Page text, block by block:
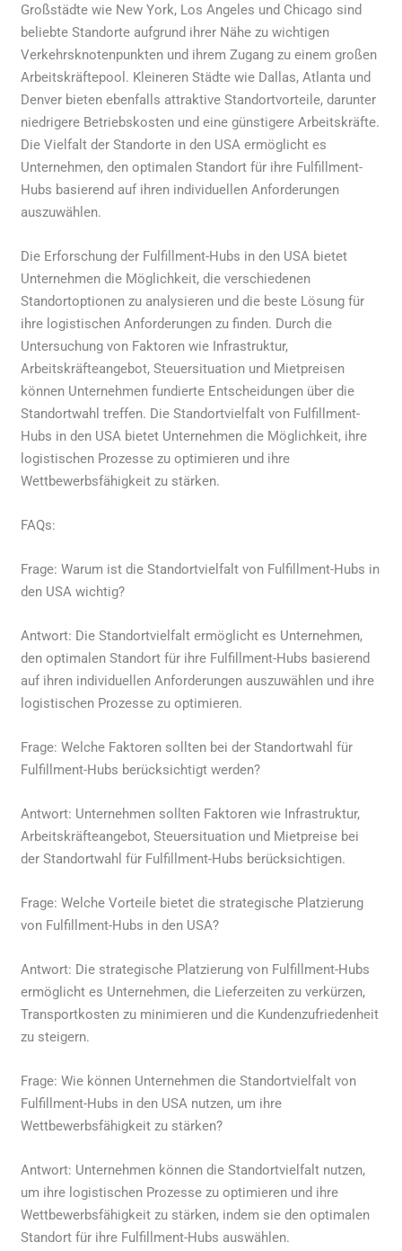
Großstädte wie New York, Los Angeles und Chicago sind
beliebte Standorte aufgrund ihrer Nähe zu wichtigen
Verkehrsknotenpunkten und ihrem Zugang zu einem großen
Arbeitskräftepool. Kleineren Städte wie Dallas, Atlanta und
Denver bieten ebenfalls attraktive Standortvorteile, darunter
niedrigere Betriebskosten und eine günstigere Arbeitskräfte.
Die Vielfalt der Standorte in den USA ermöglicht es
Unternehmen, den optimalen Standort für ihre Fulfillment-
Hubs basierend auf ihren individuellen Anforderungen
auszuwählen.
Die Erforschung der Fulfillment-Hubs in den USA bietet
Unternehmen die Möglichkeit, die verschiedenen
Standortoptionen zu analysieren und die beste Lösung für
ihre logistischen Anforderungen zu finden. Durch die
Untersuchung von Faktoren wie Infrastruktur,
Arbeitskräfteangebot, Steuersituation und Mietpreisen
können Unternehmen fundierte Entscheidungen über die
Standortwahl treffen. Die Standortvielfalt von Fulfillment-
Hubs in den USA bietet Unternehmen die Möglichkeit, ihre
logistischen Prozesse zu optimieren und ihre
Wettbewerbsfähigkeit zu stärken.
FAQs:
Frage: Warum ist die Standortvielfalt von Fulfillment-Hubs in
den USA wichtig?
Antwort: Die Standortvielfalt ermöglicht es Unternehmen,
den optimalen Standort für ihre Fulfillment-Hubs basierend
auf ihren individuellen Anforderungen auszuwählen und ihre
logistischen Prozesse zu optimieren.
Frage: Welche Faktoren sollten bei der Standortwahl für
Fulfillment-Hubs berücksichtigt werden?
Antwort: Unternehmen sollten Faktoren wie Infrastruktur,
Arbeitskräfteangebot, Steuersituation und Mietpreise bei
der Standortwahl für Fulfillment-Hubs berücksichtigen.
Frage: Welche Vorteile bietet die strategische Platzierung
von Fulfillment-Hubs in den USA?
Antwort: Die strategische Platzierung von Fulfillment-Hubs
ermöglicht es Unternehmen, die Lieferzeiten zu verkürzen,
Transportkosten zu minimieren und die Kundenzufriedenheit
zu steigern.
Frage: Wie können Unternehmen die Standortvielfalt von
Fulfillment-Hubs in den USA nutzen, um ihre
Wettbewerbsfähigkeit zu stärken?
Antwort: Unternehmen können die Standortvielfalt nutzen,
um ihre logistischen Prozesse zu optimieren und ihre
Wettbewerbsfähigkeit zu stärken, indem sie den optimalen
Standort für ihre Fulfillment-Hubs auswählen.